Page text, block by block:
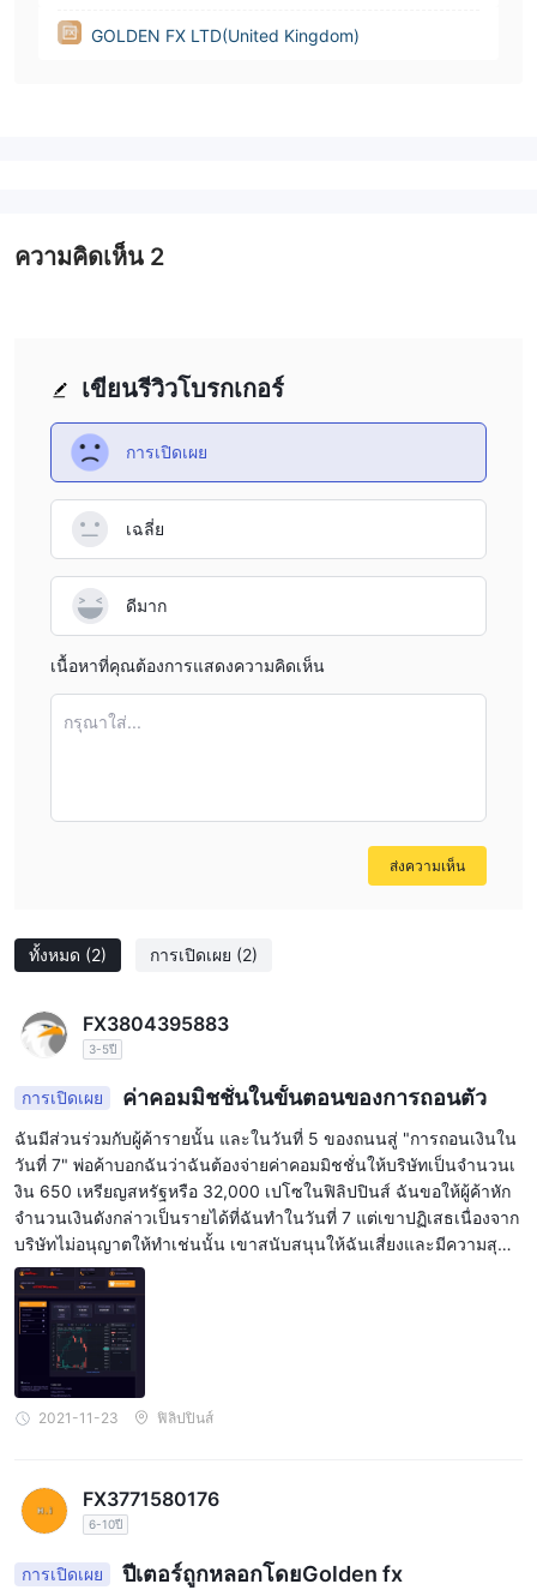
GOLDEN FX LTD(United Kingdom)
ทั้งหมด (2) การเปิดเผย (2)
FX3804395883
3-5ปี
การเปิดเผย ค่าคอมมิชชั่นในขั้นตอนของการถอนตัว
ฉันมีส่วนร่วมกับผู้ค้ารายนั้น และในวันที่ 5 ของถนนสู่ "การถอนเงินใน
วันที่ 7" พ่อค้าบอกฉันว่าฉันต้องจ่ายค่าคอมมิชชั่นให้บริษัทเป็นจำนวนเ
งิน 650 เหรียญสหรัฐหรือ 32,000 เปโซในฟิลิปปินส์ ฉันขอให้ผู้ค้าหัก
จำนวนเงินดังกล่าวเป็นรายได้ที่ฉันทำในวันที่ 7 แต่เขาปฏิเสธเนื่องจาก
บริษัทไม่อนุญาตให้ทำเช่นนั้น เขาสนับสนุนให้ฉันเสี่ยงและมีความสุขไ
ปตลอดชีวิต ฉันถามผู้ค้าด้วยว่าจะเกิดอะไรขึ้นหากจำนวนเงินดังกล่าวไ
ม่ได้รับก่อน 7 วันหรือวันที่ถอนเงิน? เขาตอบกลับ; บริษัทจะปิดแพลตฟอ
ร์มการซื้อขายของคุณ อีกอย่าง เขาบอกฉันด้วยว่าเขาเป็นเจ้าของบริษัท
2021-11-23 ฟิลิปปินส์
FX3771580176
6-10ปี
การเปิดเผย ปีเตอร์ถูกหลอกโดยGolden fx
เขียนรีวิวโบรกเกอร์
การเปิดเผย
เฉลี่ย
ดีมาก
เนื้อหาที่คุณต้องการแสดงความคิดเห็น
กรุณาใส่...
ส่งความเห็น
ความคิดเห็น 2